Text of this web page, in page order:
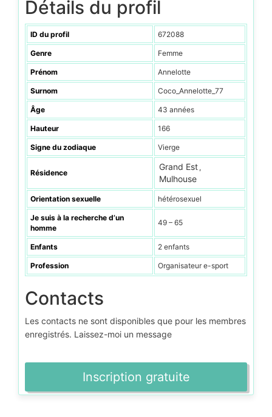
Détails du profil
ID du profil 672088
Genre Femme
Prénom Annelotte
Surnom Coco_Annelotte_77
Âge 43 années
Hauteur 166
Signe du zodiaque Vierge
Résidence
Grand Est ,
Mulhouse
Orientation sexuelle hétérosexuel
Je suis à la recherche d’un
homme
49 – 65
Enfants 2 enfants
Profession Organisateur e-sport
Contacts
Les contacts ne sont disponibles que pour les membres
enregistrés. Laissez-moi un message
Inscription gratuite